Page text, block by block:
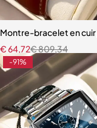
Montre-bracelet en
€809,34
€64,72
-91%